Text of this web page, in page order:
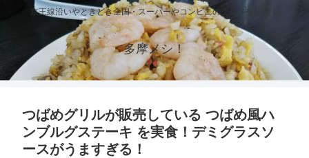
京王線沿いやときどき全国・スーパーやコンビニのグルメを紹介！
多摩メシ！
つばめグリルが販売している つばめ風ハ
ンブルグステーキ を実食！デミグラスソ
ースがうますぎる！